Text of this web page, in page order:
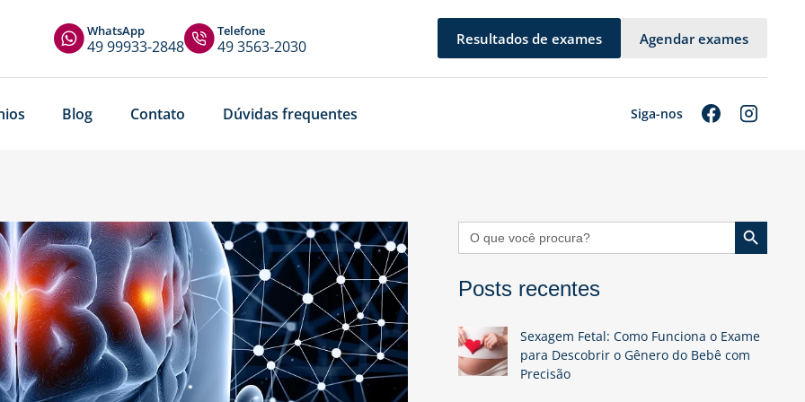
WhatsApp
49 99933-2848
Telefone
49 3563-2030 Resultados de exames Agendar exames
Blog Contato Dúvidas frequentes Siga-nos
Search
for:
Search Button
Posts recentes
Sexagem Fetal: Como Funciona o Exame
para Descobrir o Gênero do Bebê com
Precisão